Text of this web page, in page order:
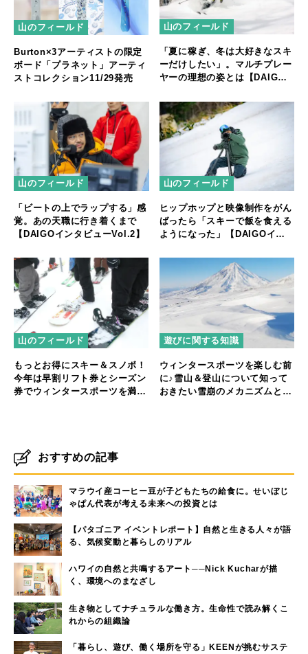
山のフィールド
Burton×3アーティストの限定
ボード「プラネット」アーティ
ストコレクション11/29発売
山のフィールド
「夏に稼ぎ、冬は大好きなスキ
ーだけしたい」。マルチプレー
ヤーの理想の姿とは【DAIGO
山のフィールド
「ビートの上でラップする」感
覚。あの天職に行き着くまで
【DAIGOインタビューVol.2】
山のフィールド
ヒップホップと映像制作をがん
ばったら「スキーで飯を食える
ようになった」【DAIGOイン
山のフィールド
もっとお得にスキー＆スノボ！
今年は早割リフト券とシーズン
券でウィンタースポーツを満喫
遊びに関する知識
ウィンタースポーツを楽しむ前
に♪雪山＆登山について知って
おきたい雪崩のメカニズムと対
おすすめの記事
マラウイ産コーヒー豆が子どもたちの給食に。せいぼじ
ゃぱん代表が考える未来への投資とは
【パタゴニア イベントレポート】自然と生きる人々が語
る、気候変動と暮らしのリアル
ハワイの自然と共鳴するアート──Nick Kucharが描
く、環境へのまなざし
生き物としてナチュラルな働き方。生命性で読み解くこ
れからの組織論
「暮らし、遊び、働く場所を守る」KEENが挑むサステ